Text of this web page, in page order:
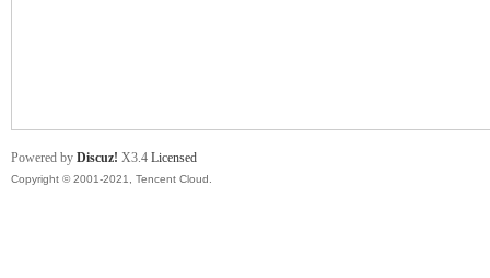
Powered by Discuz! X3.4 Licensed
Copyright © 2001-2021, Tencent Cloud.